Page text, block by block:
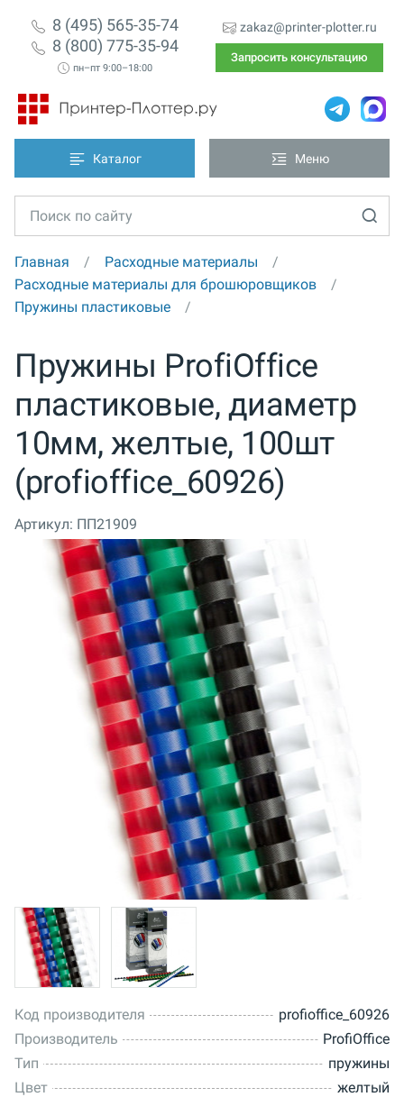
8 (495) 565-35-74
8 (800) 775-35-94
пн–пт 9:00–18:00
zakaz@printer-plotter.ru
Запросить консультацию
Каталог Меню
Главная
Расходные материалы
Расходные материалы для брошюровщиков
Пружины пластиковые
Пружины ProfiOffice
пластиковые, диаметр
10мм, желтые, 100шт
(profioffice_60926)
Артикул: ПП21909
Код производителя
profioffice_60926
Производитель
ProfiOffice
Тип
пружины
Цвет
желтый